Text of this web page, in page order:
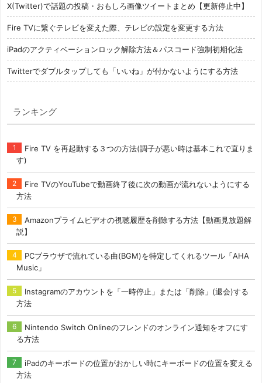
X(Twitter)で話題の投稿・おもしろ画像ツイートまとめ【更新停止中】
Fire TVに繋ぐテレビを変えた際、テレビの設定を変更する方法
iPadのアクティベーションロック解除方法＆パスコード強制初期化法
Twitterでダブルタップしても「いいね」が付かないようにする方法
ランキング
Fire TV を再起動する３つの方法(調子が悪い時は基本これで直りま
す)
Fire TVのYouTubeで動画終了後に次の動画が流れないようにする
方法
Amazonプライムビデオの視聴履歴を削除する方法【動画見放題解
説】
PCブラウザで流れている曲(BGM)を特定してくれるツール「AHA
Music」
Instagramのアカウントを「一時停止」または「削除」(退会)する
方法
Nintendo Switch Onlineのフレンドのオンライン通知をオフにす
る方法
iPadのキーボードの位置がおかしい時にキーボードの位置を変える
方法